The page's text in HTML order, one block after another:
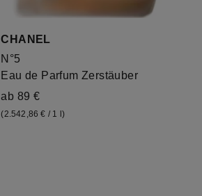
CHANEL
N°5
Eau de Parfum Zerstäuber
ab 89 €
(2.542,86 € / 1 l)